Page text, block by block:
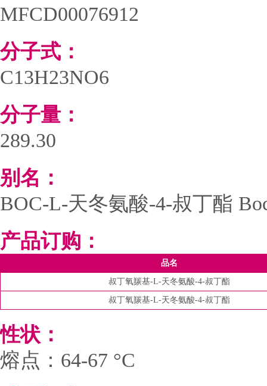
MFCD00076912
分子式：
C13H23NO6
分子量：
289.30
别名：
BOC-L-天冬氨酸-4-叔丁酯
产品订购：
品名
叔丁氧羰基-L-天冬氨酸-4-叔丁酯
叔丁氧羰基-L-天冬氨酸-4-叔丁酯
性状：
熔点：64-67 °C